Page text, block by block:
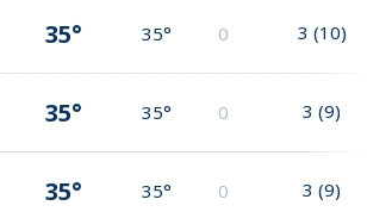
35° 35° 0 3 (10)
35° 35° 0 3 (9)
35° 35° 0 3 (9)